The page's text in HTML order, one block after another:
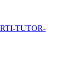
TUTOR-